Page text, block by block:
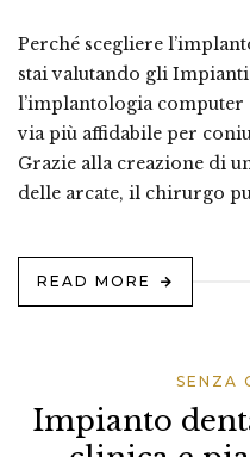
Perché scegliere
stai valutando gli
l’implantologia computer
via più affidabile per
Grazie alla creazione di
delle arcate, il chirurgo
READ MORE
SENZA
Impianto